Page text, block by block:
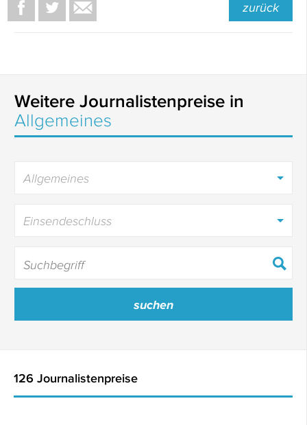
zurück
Weitere Journalistenpreise in
Allgemeines
Allgemeines
Einsendeschluss
126 Journalistenpreise